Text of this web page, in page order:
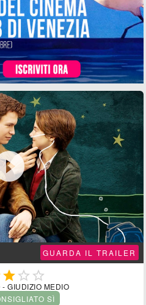
GUARDA IL TRAILER
  
- GIUDIZIO MEDIO
SÌ